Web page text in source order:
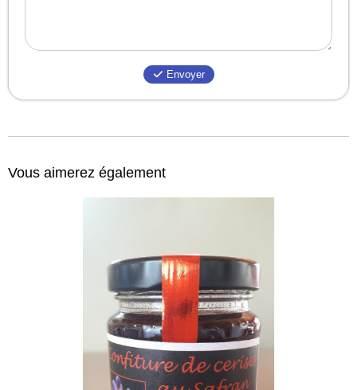
Envoyer
Vous aimerez également